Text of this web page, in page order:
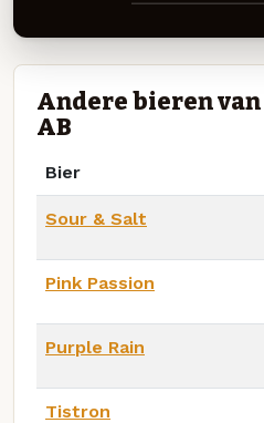
Andere bieren
AB
Bier
Sour & Salt
Pink Passion
Purple Rain
Tistron